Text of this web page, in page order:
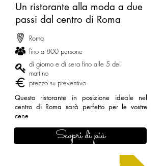
Un ristorante alla moda a due
passi dal centro di Roma
Roma
fino a 800 persone
di giorno e di sera fino alle 5 del
mattino
prezzo su preventivo
Questo ristorante in posizione ideale nel
centro di Roma sarà perfetto per le vostre
cene
Scopri di più